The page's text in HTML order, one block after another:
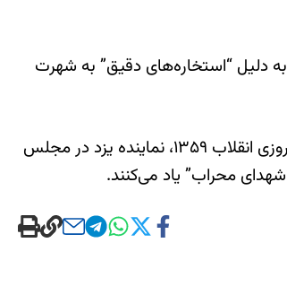
مجید جعفر‌ی‌تبار در سال ۱۳۴۰ در خانواده‌ای مذهبی در قم متولد شده است. او، به نوشته پایگاه خبری “شیعه آنلاین”، از اواسط دهه ۱۳۷۰ به دلیل “استخاره‌های دقیق” به شهرت
جعفری‌تبار و همسرش نوه‌های آیت‌الله محمد صدوقی هستند. صدوقی از حامیان روح‌الله خمینی، بنیانگذار جمهوری اسلامی بود و پس از پیروزی انقلاب ۱۳۵۹، نماینده یزد در مجلس